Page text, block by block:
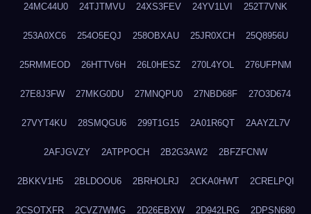
24MC44U0 24TJTMVU 24XS3FEV 24YV1LVI 252T7VNK
253A0XC6 254O5EQJ 258OBXAU 25JR0XCH 25Q8956U
25RMMEOD 26HTTV6H 26L0HESZ 270L4YOL 276UFPNM
27E8J3FW 27MKG0DU 27MNQPU0 27NBD68F 27O3D674
27VYT4KU 28SMQGU6 299T1G15 2A01R6QT 2AAYZL7V
2AFJGVZY 2ATPPOCH 2B2G3AW2 2BFZFCNW
2BKKV1H5 2BLDOOU6 2BRHOLRJ 2CKA0HWT 2CRELPQI
2CSOTXFR 2CVZ7WMG 2D26EBXW 2D942LRG 2DPSN680